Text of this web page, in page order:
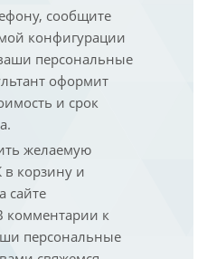
сообщите
конфигурации
персональные
оформит
и срок
желаемую
корзину и
сайте
комментарии к
персональные